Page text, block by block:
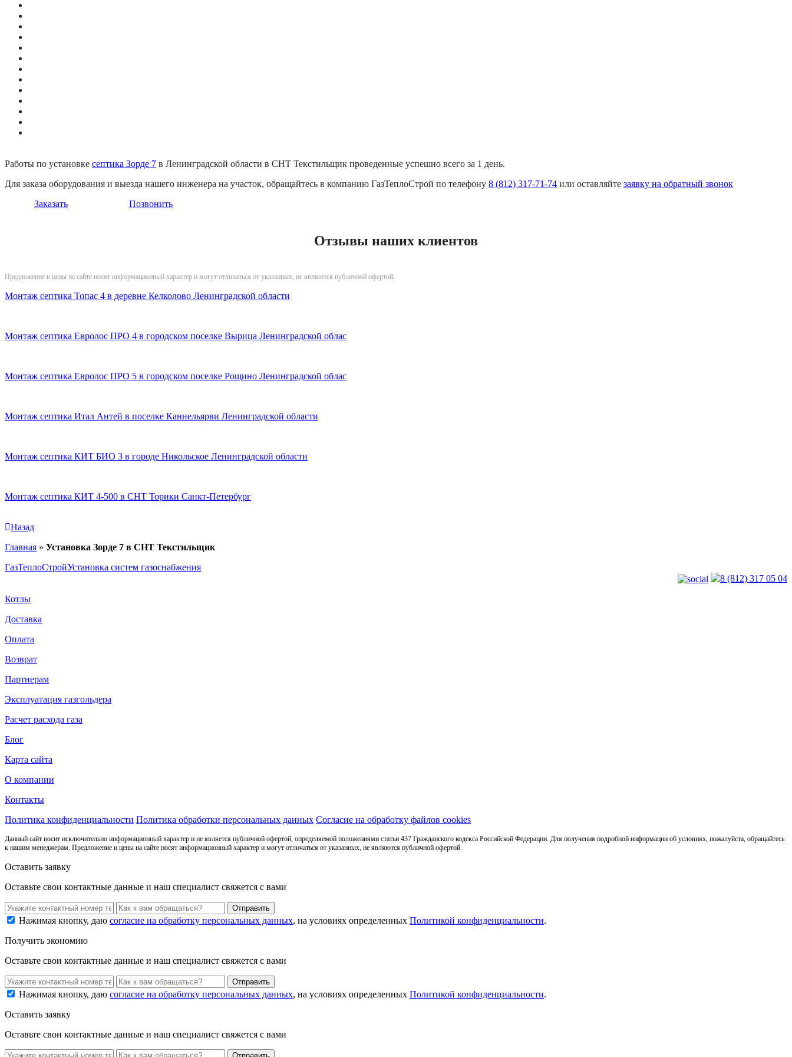
Работы по установке септика Зорде 7 в Ленинградской области в СНТ Текстильщик проведенные успешно всего за 1 день.
Для заказа оборудования и выезда нашего инженера на участок, обращайтесь в компанию ГазТеплоСтрой по телефону 8 (812) 317-71-74 или оставляйте заявку на обратный звонок
Заказать
Позвонить
Отзывы наших клиентов
Предложение и цены на сайте носят информационный характер и могут отличаться от указанных, не являются публичной офертой.
Монтаж септика Топас 4 в деревне Келколово Ленинградской области
Монтаж септика Евролос ПРО 4 в городском поселке Вырица Ленинградской облас
Монтаж септика Евролос ПРО 5 в городском поселке Рощино Ленинградской облас
Монтаж септика Итал Антей в поселке Каннельярви Ленинградской области
Монтаж септика КИТ БИО 3 в городе Никольское Ленинградской области
Монтаж септика КИТ 4-500 в СНТ Торики Санкт-Петербург
Назад
Главная » Установка Зорде 7 в СНТ Текстильщик
ГазТеплоСтройУстановка систем газоснабжения
8 (812) 317 05 04
Котлы
Доставка
Оплата
Возврат
Партнерам
Эксплуатация газгольдера
Расчет расхода газа
Блог
Карта сайта
О компании
Контакты
Политика конфиденциальности Политика обработки персональных данных Согласие на обработку файлов cookies
Данный сайт носит исключительно информационный характер и не является публичной офертой, определяемой положениями статьи 437 Гражданского кодекса Российской Федерации. Для получения подробной информации об условиях, пожалуйста, обращайтесь
к нашим менеджерам. Предложение и цены на сайте носят информационный характер и могут отличаться от указанных, не являются публичной офертой.
Оставить заявку
Оставьте свои контактные данные и наш специалист свяжется с вами
Нажимая кнопку, даю согласие на обработку персональных данных, на условиях определенных Политикой конфиденциальности.
Получить экономию
Оставьте свои контактные данные и наш специалист свяжется с вами
Нажимая кнопку, даю согласие на обработку персональных данных, на условиях определенных Политикой конфиденциальности.
Оставить заявку
Оставьте свои контактные данные и наш специалист свяжется с вами